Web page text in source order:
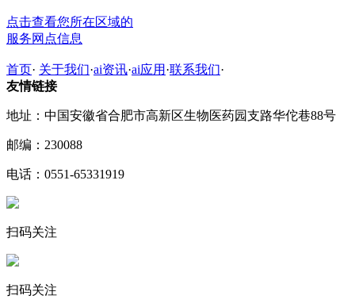
点击查看您所在区域的
服务网点信息
首页· 关于我们·ai资讯·ai应用 ·联系我们·
友情链接
地址：中国安徽省合肥市高新区生物医药园支路华佗巷88号
邮编：230088
电话：0551-65331919
扫码关注
扫码关注